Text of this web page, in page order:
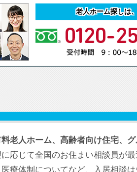
老人ホーム探しは
老人ホーム、高齢者向け住宅、
応じて全国のお住まい相談員が
療体制についてなど、入居相談